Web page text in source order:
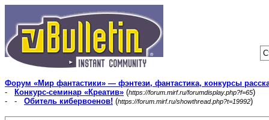
Форум «Мир фантастики» — фэнтези, фантастика, конкурсы
-
Конкурс-семинар «Креатив» (https://forum.mirf.ru/forumdisplay.php?f=65)
- - Обитель кибервоенов! (https://forum.mirf.ru/showthread.php?t=19992)